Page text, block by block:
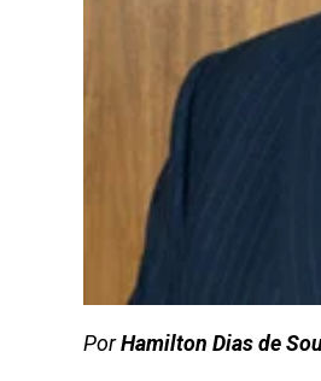
PorHamilton Dias de